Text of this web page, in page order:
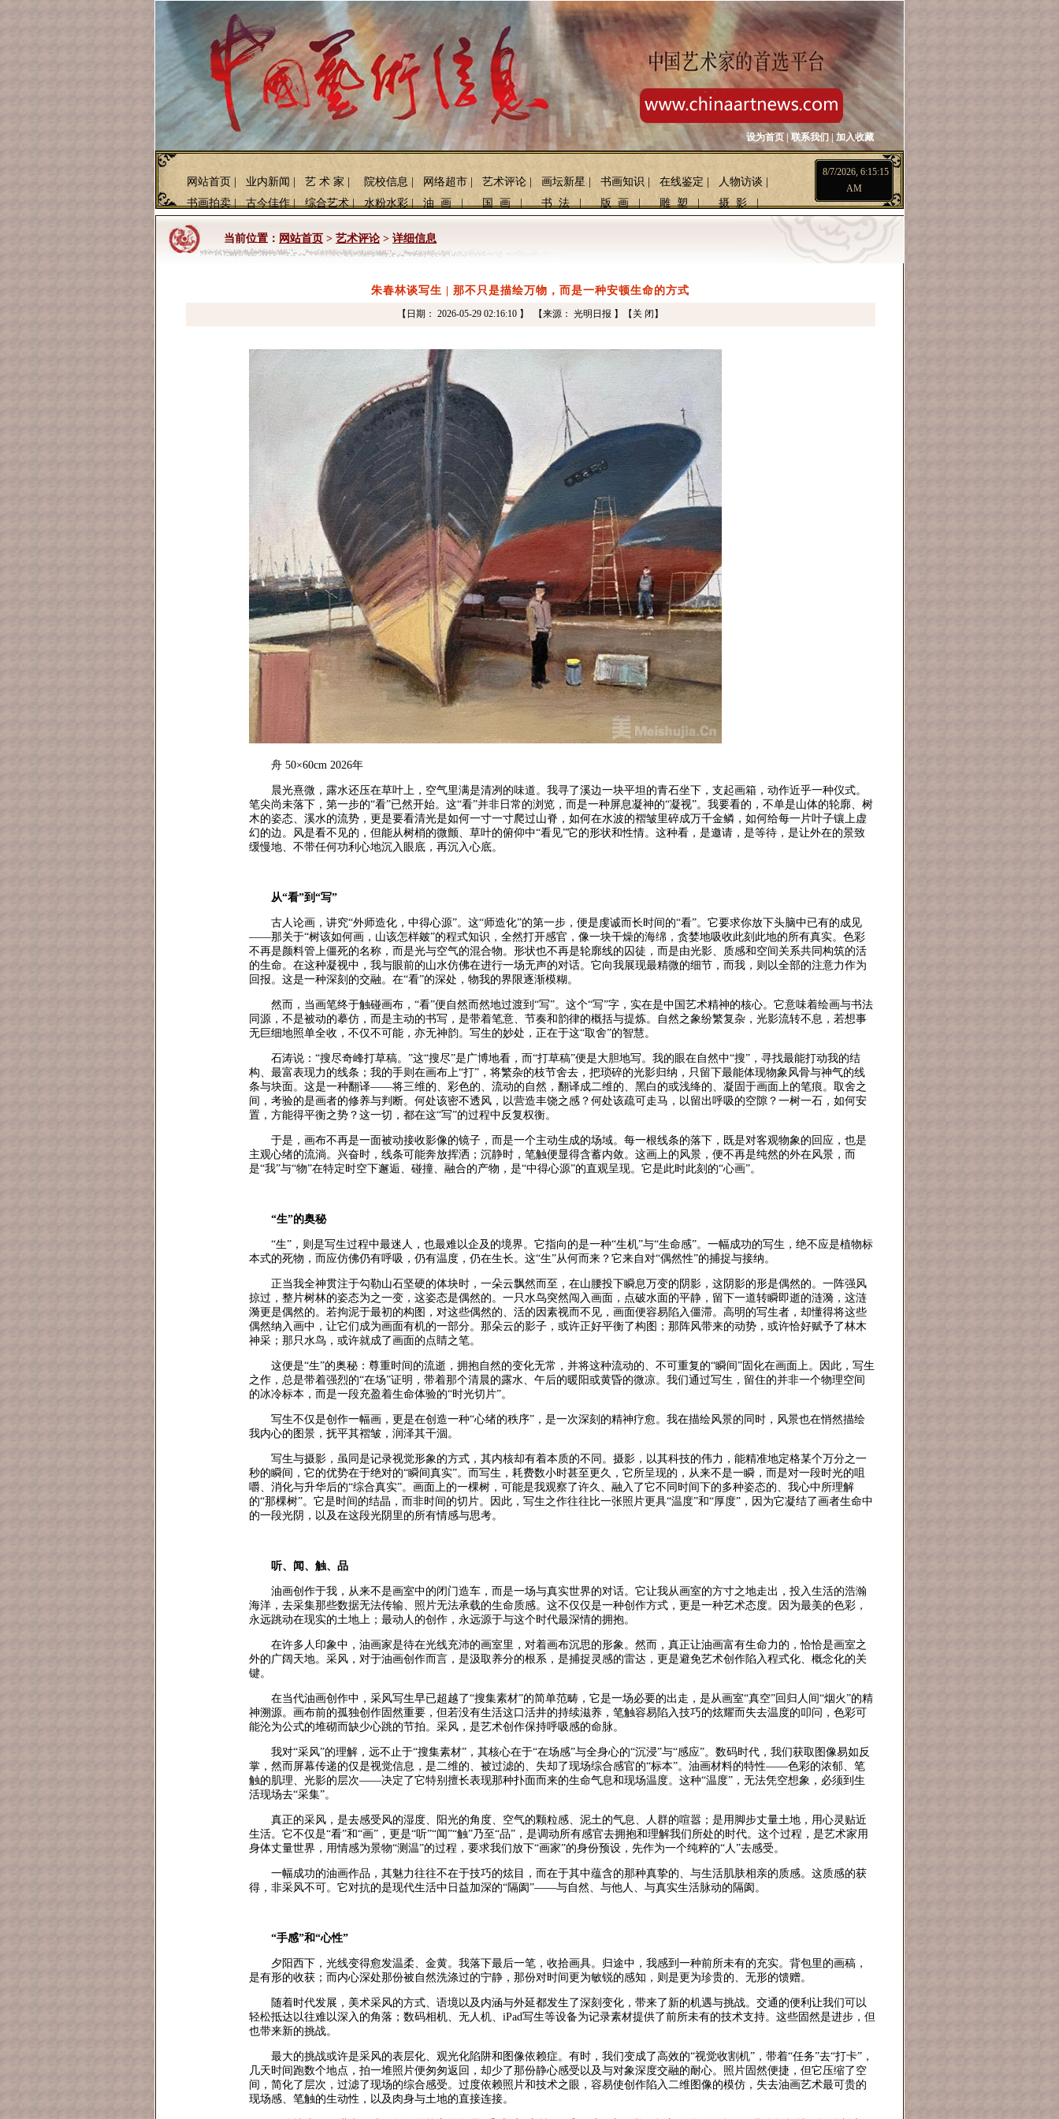
设为首页 联系我们 | 加入收藏
网站首页 业内新闻 艺 术 家 院校信息 网络超市 艺术评论 画坛新星 书画知识 在线鉴定 人物访谈
书画拍卖| 古今佳作| 综合艺术| 水粉水彩| 油 画| 国 画| 书 法| 版 画| 雕 塑| 摄 影|
8/7/2026, 6:15:16
AM
当前位置： 网站首页 > 艺术评论 > 详细信息
朱春林谈写生 | 那不只是描绘万物，而是一种安顿生命的方式
【日期： 2026-05-29 02:16:10 】 【来源： 光明日报 】 【关 闭】
舟 50×60cm 2026年
晨光熹微，露水还压在草叶上，空气里满是清冽的味道。我寻了溪边一块平坦的青石坐下，支起画箱，动作近乎一种仪式。
笔尖尚未落下，第一步的“看”已然开始。这“看”并非日常的浏览，而是一种屏息凝神的“凝视”。我要看的，不单是山体的轮廓、树
木的姿态、溪水的流势，更是要看清光是如何一寸一寸爬过山脊，如何在水波的褶皱里碎成万千金鳞，如何给每一片叶子镶上虚
幻的边。风是看不见的，但能从树梢的微颤、草叶的俯仰中“看见”它的形状和性情。这种看，是邀请，是等待，是让外在的景致
缓慢地、不带任何功利心地沉入眼底，再沉入心底。
从“看”到“写”
古人论画，讲究“外师造化，中得心源”。这“师造化”的第一步，便是虔诚而长时间的“看”。它要求你放下头脑中已有的成见
——那关于“树该如何画，山该怎样皴”的程式知识，全然打开感官，像一块干燥的海绵，贪婪地吸收此刻此地的所有真实。色彩
不再是颜料管上僵死的名称，而是光与空气的混合物。形状也不再是轮廓线的囚徒，而是由光影、质感和空间关系共同构筑的活
的生命。在这种凝视中，我与眼前的山水仿佛在进行一场无声的对话。它向我展现最精微的细节，而我，则以全部的注意力作为
回报。这是一种深刻的交融。在“看”的深处，物我的界限逐渐模糊。
然而，当画笔终于触碰画布，“看”便自然而然地过渡到“写”。这个“写”字，实在是中国艺术精神的核心。它意味着绘画与书法
同源，不是被动的摹仿，而是主动的书写，是带着笔意、节奏和韵律的概括与提炼。自然之象纷繁复杂，光影流转不息，若想事
无巨细地照单全收，不仅不可能，亦无神韵。写生的妙处，正在于这“取舍”的智慧。
石涛说：“搜尽奇峰打草稿。”这“搜尽”是广博地看，而“打草稿”便是大胆地写。我的眼在自然中“搜”，寻找最能打动我的结
构、最富表现力的线条；我的手则在画布上“打”，将繁杂的枝节舍去，把琐碎的光影归纳，只留下最能体现物象风骨与神气的线
条与块面。这是一种翻译——将三维的、彩色的、流动的自然，翻译成二维的、黑白的或浅绛的、凝固于画面上的笔痕。取舍之
间，考验的是画者的修养与判断。何处该密不透风，以营造丰饶之感？何处该疏可走马，以留出呼吸的空隙？一树一石，如何安
置，方能得平衡之势？这一切，都在这“写”的过程中反复权衡。
于是，画布不再是一面被动接收影像的镜子，而是一个主动生成的场域。每一根线条的落下，既是对客观物象的回应，也是
主观心绪的流淌。兴奋时，线条可能奔放挥洒；沉静时，笔触便显得含蓄内敛。这画上的风景，便不再是纯然的外在风景，而
是“我”与“物”在特定时空下邂逅、碰撞、融合的产物，是“中得心源”的直观呈现。它是此时此刻的“心画”。
“生”的奥秘
“生”，则是写生过程中最迷人，也最难以企及的境界。它指向的是一种“生机”与“生命感”。一幅成功的写生，绝不应是植物标
本式的死物，而应仿佛仍有呼吸，仍有温度，仍在生长。这“生”从何而来？它来自对“偶然性”的捕捉与接纳。
正当我全神贯注于勾勒山石坚硬的体块时，一朵云飘然而至，在山腰投下瞬息万变的阴影，这阴影的形是偶然的。一阵强风
掠过，整片树林的姿态为之一变，这姿态是偶然的。一只水鸟突然闯入画面，点破水面的平静，留下一道转瞬即逝的涟漪，这涟
漪更是偶然的。若拘泥于最初的构图，对这些偶然的、活的因素视而不见，画面便容易陷入僵滞。高明的写生者，却懂得将这些
偶然纳入画中，让它们成为画面有机的一部分。那朵云的影子，或许正好平衡了构图；那阵风带来的动势，或许恰好赋予了林木
神采；那只水鸟，或许就成了画面的点睛之笔。
这便是“生”的奥秘：尊重时间的流逝，拥抱自然的变化无常，并将这种流动的、不可重复的“瞬间”固化在画面上。因此，写生
之作，总是带着强烈的“在场”证明，带着那个清晨的露水、午后的暖阳或黄昏的微凉。我们通过写生，留住的并非一个物理空间
的冰冷标本，而是一段充盈着生命体验的“时光切片”。
写生不仅是创作一幅画，更是在创造一种“心绪的秩序”，是一次深刻的精神疗愈。我在描绘风景的同时，风景也在悄然描绘
我内心的图景，抚平其褶皱，润泽其干涸。
写生与摄影，虽同是记录视觉形象的方式，其内核却有着本质的不同。摄影，以其科技的伟力，能精准地定格某个万分之一
秒的瞬间，它的优势在于绝对的“瞬间真实”。而写生，耗费数小时甚至更久，它所呈现的，从来不是一瞬，而是对一段时光的咀
嚼、消化与升华后的“综合真实”。画面上的一棵树，可能是我观察了许久、融入了它不同时间下的多种姿态的、我心中所理解
的“那棵树”。它是时间的结晶，而非时间的切片。因此，写生之作往往比一张照片更具“温度”和“厚度”，因为它凝结了画者生命中
的一段光阴，以及在这段光阴里的所有情感与思考。
听、闻、触、品
油画创作于我，从来不是画室中的闭门造车，而是一场与真实世界的对话。它让我从画室的方寸之地走出，投入生活的浩瀚
海洋，去采集那些数据无法传输、照片无法承载的生命质感。这不仅仅是一种创作方式，更是一种艺术态度。因为最美的色彩，
永远跳动在现实的土地上；最动人的创作，永远源于与这个时代最深情的拥抱。
在许多人印象中，油画家是待在光线充沛的画室里，对着画布沉思的形象。然而，真正让油画富有生命力的，恰恰是画室之
外的广阔天地。采风，对于油画创作而言，是汲取养分的根系，是捕捉灵感的雷达，更是避免艺术创作陷入程式化、概念化的关
键。
在当代油画创作中，采风写生早已超越了“搜集素材”的简单范畴，它是一场必要的出走，是从画室“真空”回归人间“烟火”的精
神溯源。画布前的孤独创作固然重要，但若没有生活这口活井的持续滋养，笔触容易陷入技巧的炫耀而失去温度的叩问，色彩可
能沦为公式的堆砌而缺少心跳的节拍。采风，是艺术创作保持呼吸感的命脉。
我对“采风”的理解，远不止于“搜集素材”，其核心在于“在场感”与全身心的“沉浸”与“感应”。数码时代，我们获取图像易如反
掌，然而屏幕传递的仅是视觉信息，是二维的、被过滤的、失却了现场综合感官的“标本”。油画材料的特性——色彩的浓郁、笔
触的肌理、光影的层次——决定了它特别擅长表现那种扑面而来的生命气息和现场温度。这种“温度”，无法凭空想象，必须到生
活现场去“采集”。
真正的采风，是去感受风的湿度、阳光的角度、空气的颗粒感、泥土的气息、人群的喧嚣；是用脚步丈量土地，用心灵贴近
生活。它不仅是“看”和“画”，更是“听”“闻”“触”乃至“品”，是调动所有感官去拥抱和理解我们所处的时代。这个过程，是艺术家用
身体丈量世界，用情感为景物“测温”的过程，要求我们放下“画家”的身份预设，先作为一个纯粹的“人”去感受。
一幅成功的油画作品，其魅力往往不在于技巧的炫目，而在于其中蕴含的那种真挚的、与生活肌肤相亲的质感。这质感的获
得，非采风不可。它对抗的是现代生活中日益加深的“隔阂”——与自然、与他人、与真实生活脉动的隔阂。
“手感”和“心性”
夕阳西下，光线变得愈发温柔、金黄。我落下最后一笔，收拾画具。归途中，我感到一种前所未有的充实。背包里的画稿，
是有形的收获；而内心深处那份被自然洗涤过的宁静，那份对时间更为敏锐的感知，则是更为珍贵的、无形的馈赠。
随着时代发展，美术采风的方式、语境以及内涵与外延都发生了深刻变化，带来了新的机遇与挑战。交通的便利让我们可以
轻松抵达以往难以深入的角落；数码相机、无人机、iPad写生等设备为记录素材提供了前所未有的技术支持。这些固然是进步，但
也带来新的挑战。
最大的挑战或许是采风的表层化、观光化陷阱和图像依赖症。有时，我们变成了高效的“视觉收割机”，带着“任务”去“打卡”，
几天时间跑数个地点，拍一堆照片便匆匆返回，却少了那份静心感受以及与对象深度交融的耐心。照片固然便捷，但它压缩了空
间，简化了层次，过滤了现场的综合感受。过度依赖照片和技术之眼，容易使创作陷入二维图像的模仿，失去油画艺术最可贵的
现场感、笔触的生动性，以及肉身与土地的直接连接。